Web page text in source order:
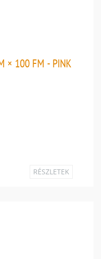
× 100 FM - PINK
RÉSZLETEK